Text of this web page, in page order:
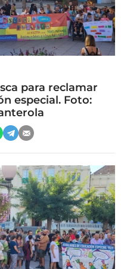
para reclamar
especial. Foto: